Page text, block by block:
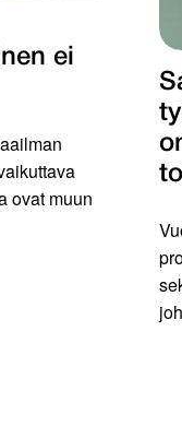
ei
ovat muun